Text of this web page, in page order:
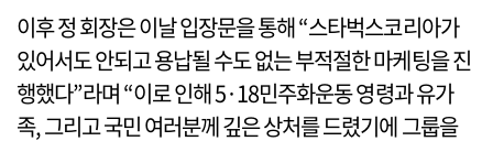
이후 정 회장은 이날 입장문을 통해 “스타벅스코리아가
있어서도 안되고 용납될 수도 없는 부적절한 마케팅을 진
행했다”라며 “이로 인해 5·18민주화운동 영령과 유가
족, 그리고 국민 여러분께 깊은 상처를 드렸기에 그룹을